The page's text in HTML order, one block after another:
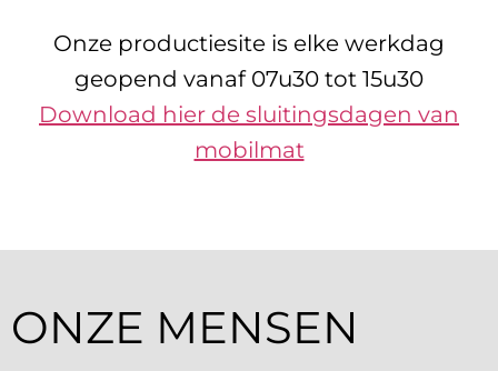
Onze productiesite is elke werkdag
geopend vanaf 07u30 tot 15u30
Download hier de sluitingsdagen van
mobilmat
ONZE MENSEN